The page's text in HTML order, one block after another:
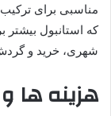
مناسبی برای
که استانبول
شهری، خرید و
هزینه ها